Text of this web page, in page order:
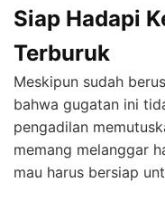
Siap Hadapi
Terburuk
Meskipun sudah
bahwa gugatan ini
pengadilan
memang melanggar
mau harus bersiap